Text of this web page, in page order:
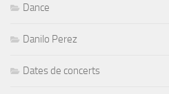
Dance
Danilo Perez
Dates de concerts